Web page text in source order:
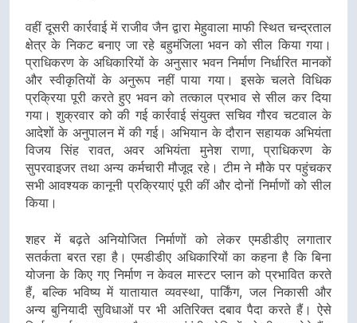
वहीं दूसरी कार्रवाई में राजीव जैन द्वारा मेहुवाला माफी स्थित चन्द्रताल
क्षेत्र के निकट बनाए जा रहे बहुमंजिला भवन को सील किया गया।
प्राधिकरण के अधिकारियों के अनुसार भवन निर्माण निर्धारित मानकों
और स्वीकृतियों के अनुरूप नहीं पाया गया। इसके चलते विधिक
प्रक्रिया पूरी करते हुए भवन को तत्काल प्रभाव से सील कर दिया
गया। शुक्रवार को की गई कार्रवाई संयुक्त सचिव गौरव चटवाल के
आदेशों के अनुपालन में की गई। अभियान के दौरान सहायक अभियंता
विजय सिंह रावत, अवर अभियंता मुनेश राणा, प्राधिकरण के
सुपरवाइजर तथा अन्य कर्मचारी मौजूद रहे। टीम ने मौके पर पहुंचकर
सभी आवश्यक कानूनी प्रक्रियाएं पूरी कीं और दोनों निर्माणों को सील
किया।
शहर में बढ़ते अनियोजित निर्माणों को लेकर एमडीडीए लगातार
सतर्कता बरत रहा है। एमडीडीए अधिकारियों का कहना है कि बिना
योजना के किए गए निर्माण न केवल मास्टर प्लान को प्रभावित करते
हैं, बल्कि भविष्य में यातायात व्यवस्था, पार्किंग, जल निकासी और
अन्य बुनियादी सुविधाओं पर भी अतिरिक्त दबाव पैदा करते हैं। ऐसे